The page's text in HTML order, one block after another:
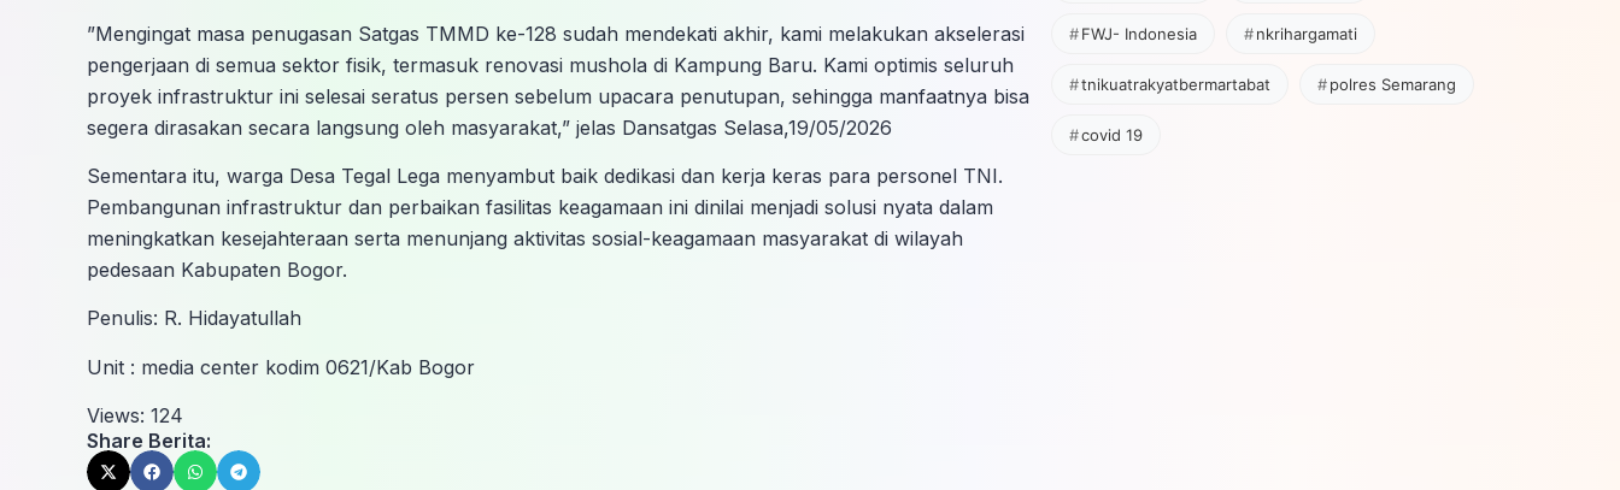
​”Mengingat masa penugasan Satgas TMMD ke-128 sudah mendekati akhir, kami melakukan akselerasi
pengerjaan di semua sektor fisik, termasuk renovasi mushola di Kampung Baru. Kami optimis seluruh
proyek infrastruktur ini selesai seratus persen sebelum upacara penutupan, sehingga manfaatnya bisa
segera dirasakan secara langsung oleh masyarakat,” jelas Dansatgas Selasa,19/05/2026
​Sementara itu, warga Desa Tegal Lega menyambut baik dedikasi dan kerja keras para personel TNI.
Pembangunan infrastruktur dan perbaikan fasilitas keagamaan ini dinilai menjadi solusi nyata dalam
meningkatkan kesejahteraan serta menunjang aktivitas sosial-keagamaan masyarakat di wilayah
pedesaan Kabupaten Bogor.
Penulis: R. Hidayatullah
Unit : media center kodim 0621/Kab Bogor
Views: 124
Share Berita:
FWJ- Indonesia nkrihargamati
tnikuatrakyatbermartabat polres Semarang
covid 19